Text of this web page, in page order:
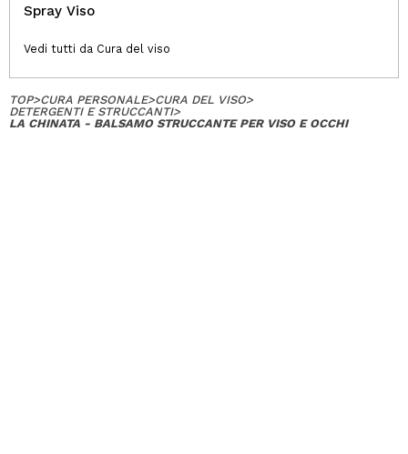
Spray Viso
Vedi tutti da Cura del viso
TOP>CURA PERSONALE>CURA DEL VISO>
DETERGENTI E STRUCCANTI>
LA CHINATA - BALSAMO STRUCCANTE PER VISO E OCCHI